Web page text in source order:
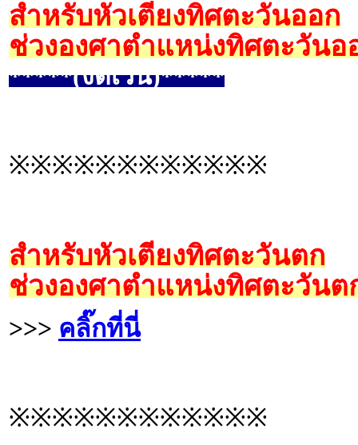
สำหรับหัวเตียงทิศตะวันออก
ช่วงองศาตำแหน่งทิศตะวันอ
*****(งดเว้น)*****
※※※※※※※※※※※※
สำหรับหัวเตียงทิศตะวันตก
ช่วงองศาตำแหน่งทิศตะวันต
>>> คลิ๊กที่นี่
※※※※※※※※※※※※